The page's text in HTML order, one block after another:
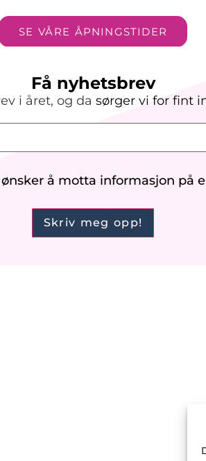
SE VÅRE ÅPNINGSTIDER
Få nyhetsbrev
i året, og da sørger vi for fint
ønsker å motta informasjon på